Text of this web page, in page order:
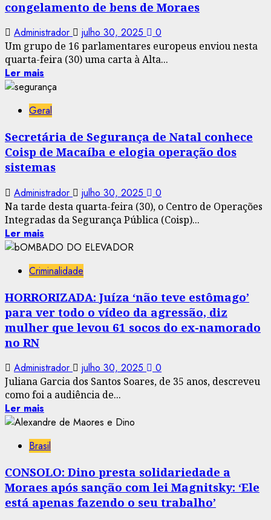
congelamento de bens de Moraes
Administrador julho 30, 2025 0
Um grupo de 16 parlamentares europeus enviou nesta
quarta-feira (30) uma carta à Alta...
Ler mais
Geral
Secretária de Segurança de Natal conhece
Coisp de Macaíba e elogia operação dos
sistemas
Administrador julho 30, 2025 0
Na tarde desta quarta-feira (30), o Centro de Operações
Integradas da Segurança Pública (Coisp)...
Ler mais
Criminalidade
HORRORIZADA: Juíza ‘não teve estômago’
para ver todo o vídeo da agressão, diz
mulher que levou 61 socos do ex-namorado
no RN
Administrador julho 30, 2025 0
Juliana Garcia dos Santos Soares, de 35 anos, descreveu
como foi a audiência de...
Ler mais
Brasil
CONSOLO: Dino presta solidariedade a
Moraes após sanção com lei Magnitsky: ‘Ele
está apenas fazendo o seu trabalho’